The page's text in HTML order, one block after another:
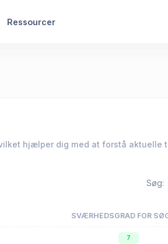
Ressourcer
hjælper dig med at forstå aktuelle
Søg:
SVÆRHEDSGRAD FOR
7